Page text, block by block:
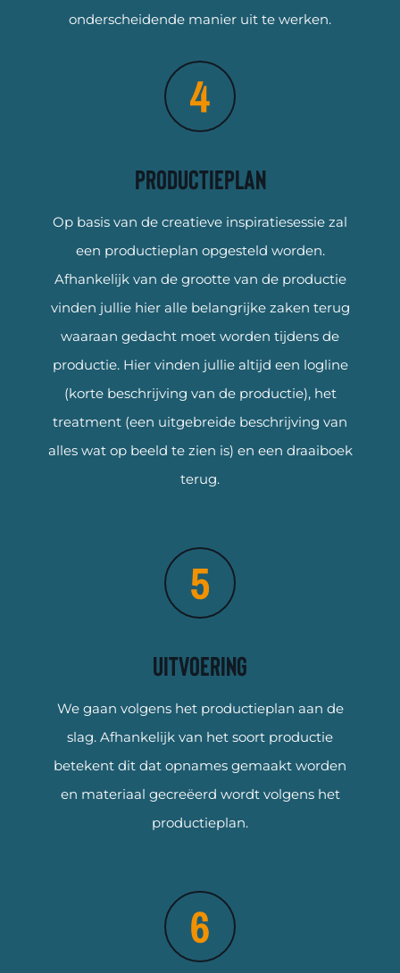
onderscheidende manier uit te werken.
Productieplan
Op basis van de creatieve inspiratiesessie zal
een productieplan opgesteld worden.
Afhankelijk van de grootte van de productie
vinden jullie hier alle belangrijke zaken terug
waaraan gedacht moet worden tijdens de
productie. Hier vinden jullie altijd een logline
(korte beschrijving van de productie), het
treatment (een uitgebreide beschrijving van
alles wat op beeld te zien is) en een draaiboek
terug.
Uitvoering
We gaan volgens het productieplan aan de
slag. Afhankelijk van het soort productie
betekent dit dat opnames gemaakt worden
en materiaal gecreëerd wordt volgens het
productieplan.